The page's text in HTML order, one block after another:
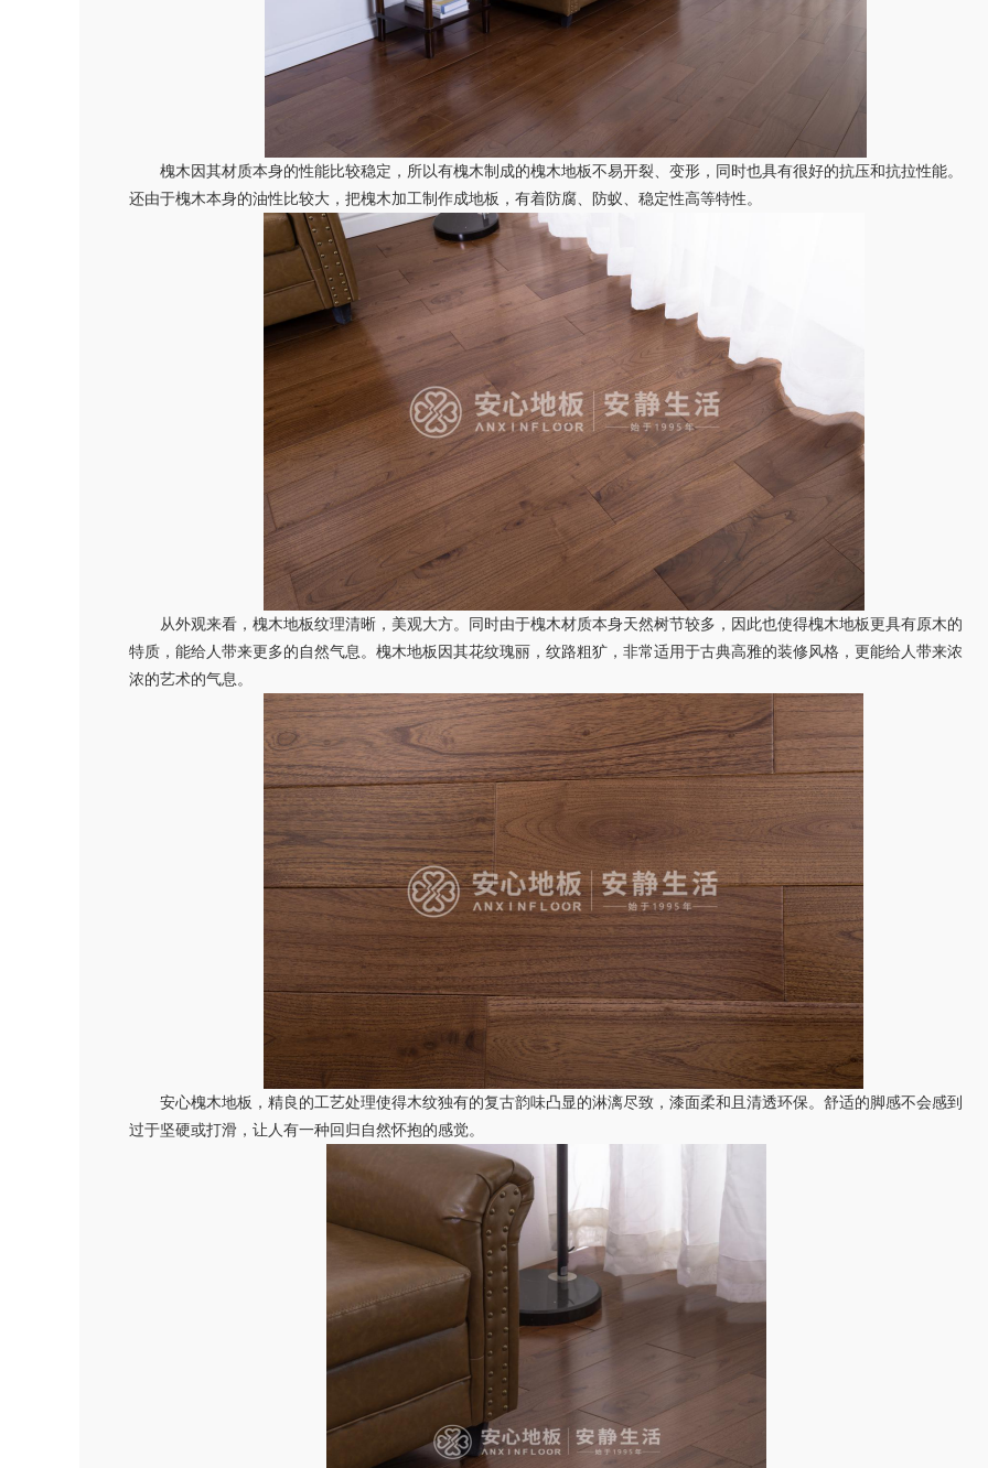
槐木因其材质本身的性能比较稳定，所以有槐木制成的槐木地板不易开裂、变形，同时也具有很好的抗压和抗拉性能。
还由于槐木本身的油性比较大，把槐木加工制作成地板，有着防腐、防蚁、稳定性高等特性。
从外观来看，槐木地板纹理清晰，美观大方。同时由于槐木材质本身天然树节较多，因此也使得槐木地板更具有原木的
特质，能给人带来更多的自然气息。槐木地板因其花纹瑰丽，纹路粗犷，非常适用于古典高雅的装修风格，更能给人带来浓
浓的艺术的气息。
安心槐木地板，精良的工艺处理使得木纹独有的复古韵味凸显的淋漓尽致，漆面柔和且清透环保。舒适的脚感不会感到
过于坚硬或打滑，让人有一种回归自然怀抱的感觉。